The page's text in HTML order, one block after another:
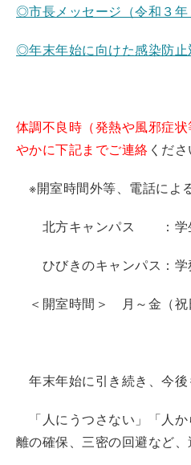
◎市長メッセージ（令和３年
◎年末年始に向けた感染防止
体調不良時（発熱や風邪症
やかに下記までご連絡 くださ
※開室時間外等、電話によ
北方キャンパス ：学生
ひびきのキャンパス：学
＜開室時間＞ 月～金（祝
年末年始に引き続き、今後
「人にうつさない」「人
離の確保、三密の回避など